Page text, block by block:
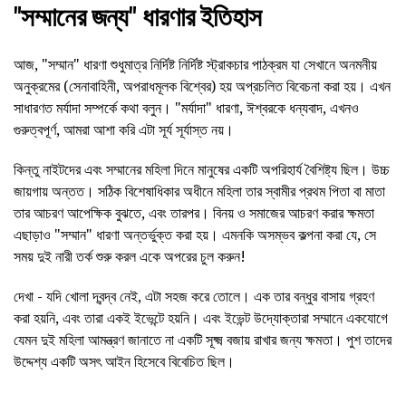
"সম্মানের জন্য" ধারণার ইতিহাস
আজ, "সম্মান" ধারণা শুধুমাত্র নির্দিষ্ট নির্দিষ্ট স্ট্রাকচার পাঠক্রম যা সেখানে অনমনীয়
অনুক্রমের (সেনাবাহিনী, অপরাধমূলক বিশ্বের) হয় অপ্রচলিত বিবেচনা করা হয়। এখন
সাধারণত মর্যাদা সম্পর্কে কথা বলুন। "মর্যাদা" ধারণা, ঈশ্বরকে ধন্যবাদ, এখনও
গুরুত্বপূর্ণ, আমরা আশা করি এটা সূর্য সূর্যাস্ত নয়।
কিন্তু নাইটদের এবং সম্মানের মহিলা দিনে মানুষের একটি অপরিহার্য বৈশিষ্ট্য ছিল। উচ্চ
জায়গায় অন্তত। সঠিক বিশেষাধিকার অধীনে মহিলা তার স্বামীর প্রথম পিতা বা মাতা
তার আচরণ আপেক্ষিক বুঝতে, এবং তারপর। বিনয় ও সমাজের আচরণ করার ক্ষমতা
এছাড়াও "সম্মান" ধারণা অন্তর্ভুক্ত করা হয়। এমনকি অসম্ভব কল্পনা করা যে, সে
সময় দুই নারী তর্ক শুরু করল একে অপরের চুল করুন!
দেখা - যদি খোলা দ্বন্দ্ব নেই, এটা সহজ করে তোলে। এক তার বন্ধুর বাসায় গ্রহণ
করা হয়নি, এবং তারা একই ইভেন্টে হয়নি। এবং ইভেন্ট উদ্যোক্তারা সম্মানে একযোগে
যেমন দুই মহিলা আমন্ত্রণ জানাতে না একটি সূক্ষ্ম বজায় রাখার জন্য ক্ষমতা। পুশ তাদের
উদ্দেশ্য একটি অসৎ আইন হিসেবে বিবেচিত ছিল।